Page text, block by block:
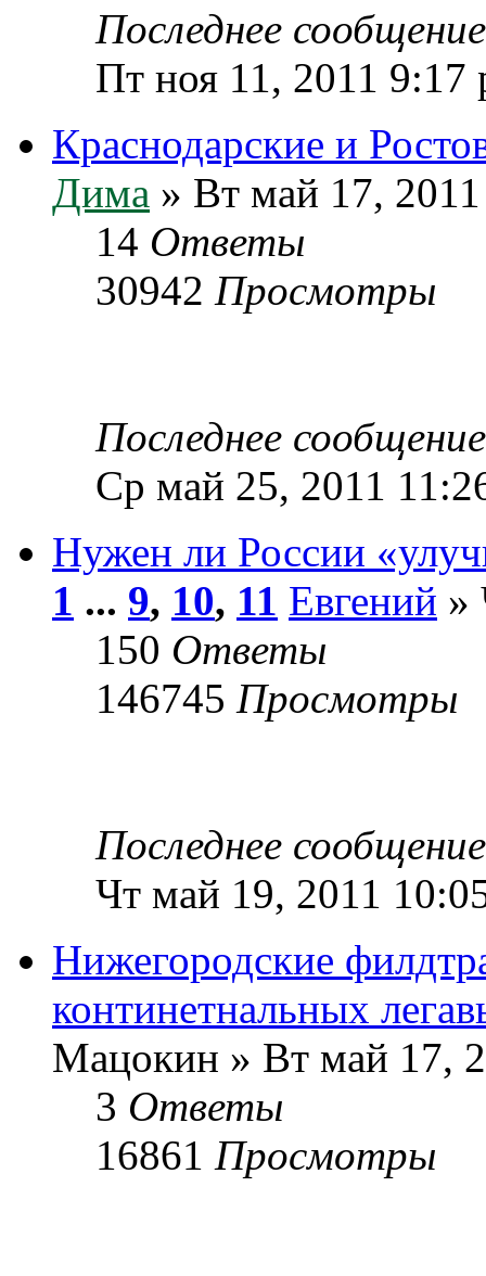
Последнее
Пт ноя 11, 2011 9:17
Краснодарские и
Дима » Вт май 17,
14 Ответы
30942 Просмотры
Последнее
Ср май 25, 2011
Нужен ли России
1 ... 9, 10, 11 Евгений »
150 Ответы
146745 Просмотры
Последнее
Чт май 19, 2011
Нижегородские
континетнальных
Мацокин » Вт май 17,
3 Ответы
16861 Просмотры